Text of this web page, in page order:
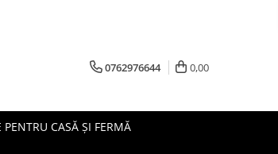
0762976644 0,00
PENTRU CASĂ ȘI FERMĂ